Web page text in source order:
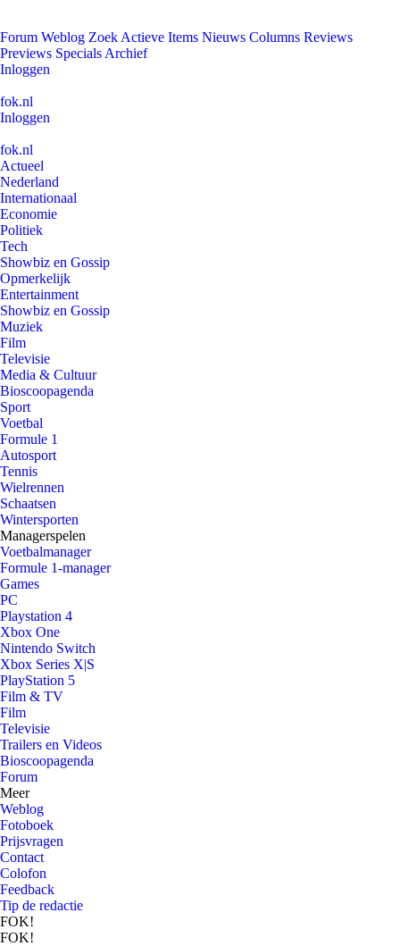
Forum Weblog Zoek Actieve Items Nieuws Columns Reviews
Previews Specials Archief
Inloggen
fok.nl
Inloggen
fok.nl
Actueel
Nederland
Internationaal
Economie
Politiek
Tech
Showbiz en Gossip
Opmerkelijk
Entertainment
Showbiz en Gossip
Muziek
Film
Televisie
Media & Cultuur
Bioscoopagenda
Sport
Voetbal
Formule 1
Autosport
Tennis
Wielrennen
Schaatsen
Wintersporten
Managerspelen
Voetbalmanager
Formule 1-manager
Games
PC
Playstation 4
Xbox One
Nintendo Switch
Xbox Series X|S
PlayStation 5
Film & TV
Film
Televisie
Trailers en Videos
Bioscoopagenda
Forum
Meer
Weblog
Fotoboek
Prijsvragen
Contact
Colofon
Feedback
Tip de redactie
FOK!
FOK!